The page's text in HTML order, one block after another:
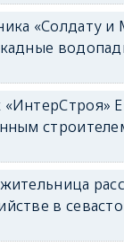
«Солдату и
в